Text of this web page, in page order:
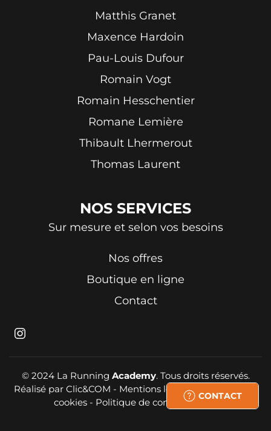
Matthis Granet
Maxence Hardoin
Pau-Louis Dufour
Romain Vogt
Romain Hesschentier
Romane Lemière
Thibault Lhermerout
Thomas Laurent
NOS SERVICES
Sur mesure et selon vos besoins
Nos offres
Boutique en ligne
Contact
CONTACT
© 2024 La Running Academy. Tous droits réservés.
Réalisé par Clic&COM - Mentions légales
cookies - Politique de confidentialité